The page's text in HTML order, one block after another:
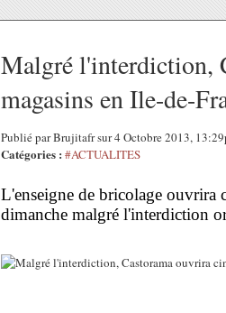
Malgré l'interdiction,
magasins en Ile-de-
Publié par Brujitafr sur 4 Octobre 2013,
Catégories : #ACTUALITES
L'enseigne de bricolage ouvrira
dimanche malgré l'interdiction